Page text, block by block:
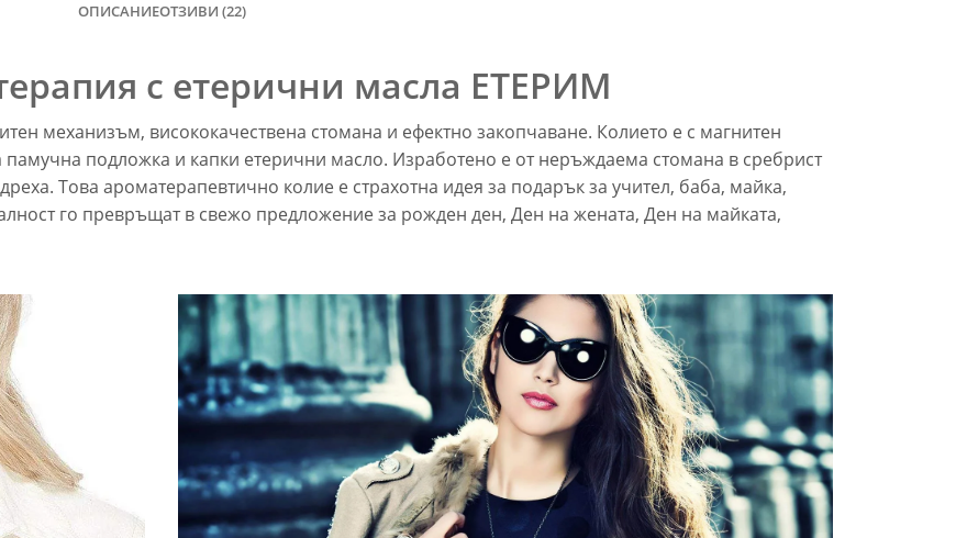
ОПИСАНИЕОТЗИВИ (22)
с етерични масла ЕТЕРИМ
механизъм, висококачествена стомана и ефектно закопчаване. Колието е с магнитен
подложка и капки етерични масло. Изработено е от неръждаема стомана в сребрист
Това ароматерапевтично колие е страхотна идея за подарък за учител, баба, майка,
го превръщат в свежо предложение за рожден ден, Ден на жената, Ден на майката,